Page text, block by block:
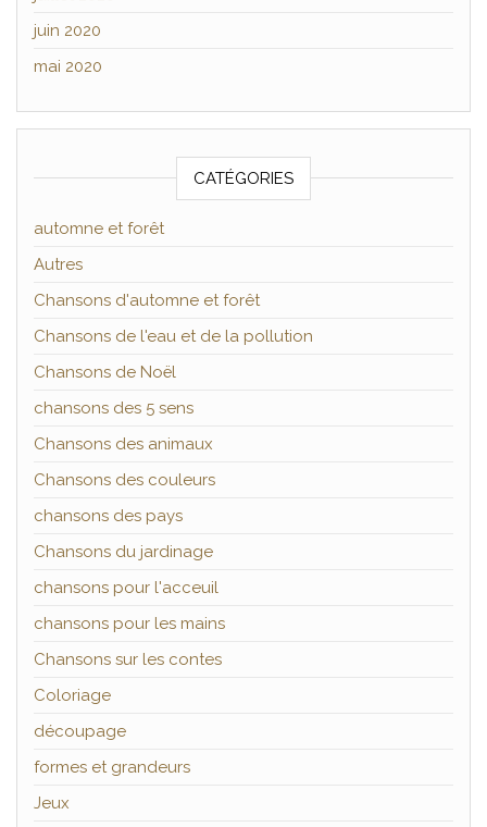
juin 2020
mai 2020
CATÉGORIES
automne et forêt
Autres
Chansons d'automne et forêt
Chansons de l'eau et de la pollution
Chansons de Noël
chansons des 5 sens
Chansons des animaux
Chansons des couleurs
chansons des pays
Chansons du jardinage
chansons pour l'acceuil
chansons pour les mains
Chansons sur les contes
Coloriage
découpage
formes et grandeurs
Jeux